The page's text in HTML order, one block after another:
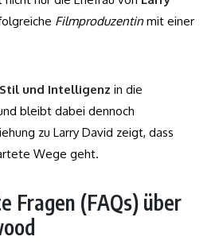
Filmproduzentin mit einer
und Intelligenz in die
bleibt dabei dennoch
zu Larry David zeigt, dass
Wege geht.
Fragen (FAQs) über